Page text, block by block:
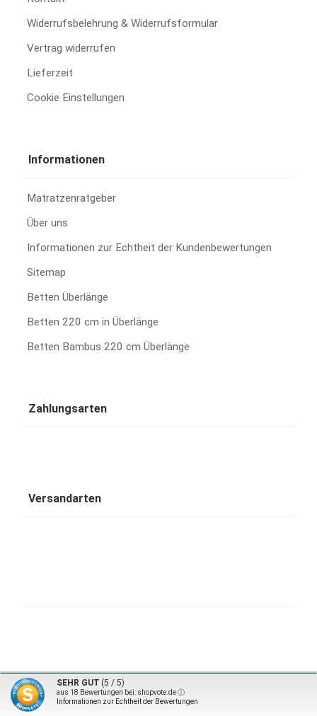
Widerrufsbelehrung & Widerrufsformular
Vertrag widerrufen
Lieferzeit
Cookie Einstellungen
Informationen
Matratzenratgeber
Über uns
Informationen zur Echtheit der Kundenbewertungen
Sitemap
Betten Überlänge
Betten 220 cm in Überlänge
Betten Bambus 220 cm Überlänge
Zahlungsarten
Versandarten
1001 Wohntraum - traumhafte Bambusbetten © 2026 | ©
design by karsta.de
ified eCommerce Shopsoftware © 2009-2026
SEHR GUT (5 / 5)
aus 18 Bewertungen bei: shopvote.de ⓘ
Informationen zur Echtheit der Bewertungen